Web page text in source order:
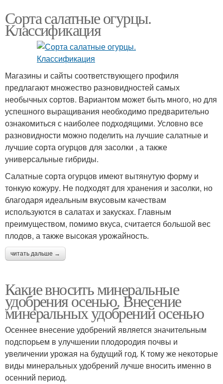
Сорта салатные огурцы.
Классификация
Магазины и сайты соответствующего профиля
предлагают множество разновидностей самых
необычных сортов. Вариантом может быть много, но для
успешного выращивания необходимо предварительно
ознакомиться с наиболее подходящими. Условно все
разновидности можно поделить на лучшие салатные и
лучшие сорта огурцов для засолки , а также
универсальные гибриды.
Салатные сорта огурцов имеют вытянутую форму и
тонкую кожуру. Не подходят для хранения и засолки, но
благодаря идеальным вкусовым качествам
используются в салатах и закусках. Главным
преимуществом, помимо вкуса, считается большой вес
плодов, а также высокая урожайность.
читать дальше →
Какие вносить минеральные
удобрения осенью. Внесение
минеральных удобрений осенью
Осеннее внесение удобрений является значительным
подспорьем в улучшении плодородия почвы и
увеличении урожая на будущий год. К тому же некоторые
виды минеральных удобрений лучше вносить именно в
осенний период.